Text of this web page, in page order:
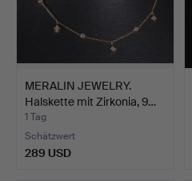
MERALIN JEWELRY.
Halskette mit Zirkonia, 9…
1 Tag
Schätzwert
289 USD